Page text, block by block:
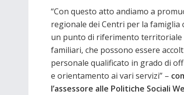
“Con questo atto andiamo a
regionale dei Centri per la famiglia
un punto di riferimento territoriale
familiari, che possono essere
personale qualificato in grado di
e orientamento ai vari servizi” –
l’assessore alle Politiche Sociali